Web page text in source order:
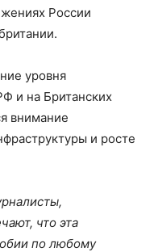
России
уровня
и на Британских
внимание
и росте
что эта
по любому